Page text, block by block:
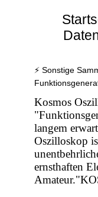
⚡ Sonstige
Kosmos
langem
Oszilloskop
ernsthaften